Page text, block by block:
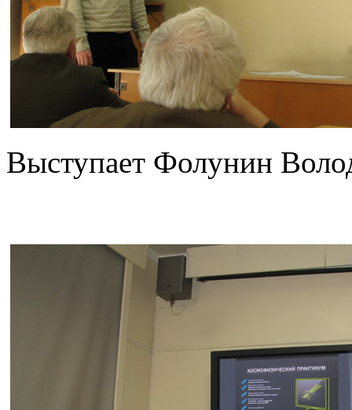
Выступает Фолунин